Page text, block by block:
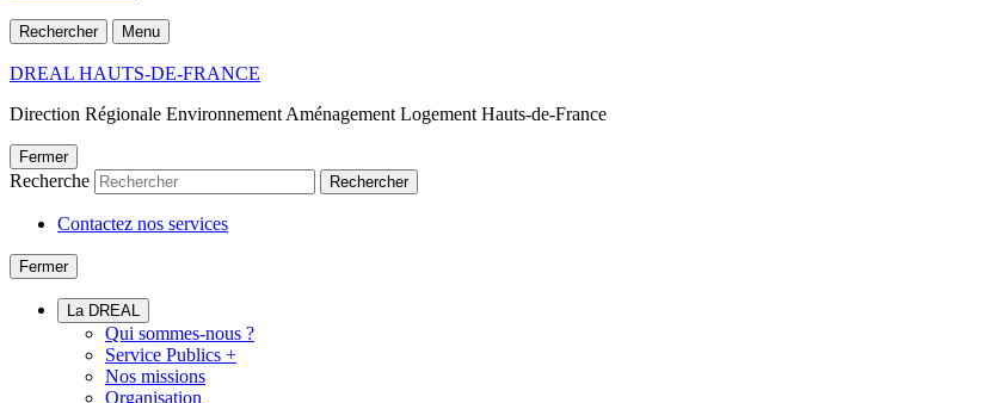
Rechercher Menu
DREAL HAUTS-DE-FRANCE
Direction Régionale Environnement Aménagement Logement Hauts-de-France
Fermer
Recherche Rechercher
Contactez nos services
Fermer
La DREAL
Qui sommes-nous ?
Service Publics +
Nos missions
Organisation